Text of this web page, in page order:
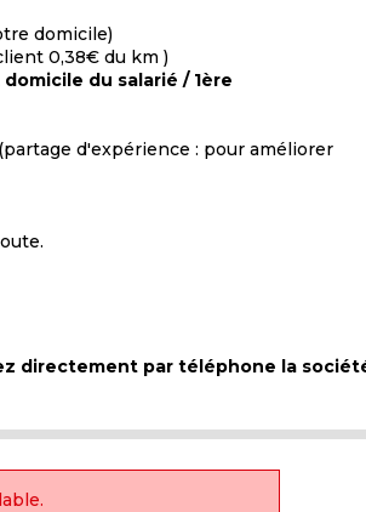
domicile)
0,38€ du km )
du salarié / 1ère
d'expérience : pour améliorer
directement par téléphone la